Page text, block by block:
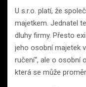
U s.r.o. platí, že
majetkem. Jednatel
dluhy firmy. Přesto
jeho osobní majetek
ručení“, ale o osobní
která se může